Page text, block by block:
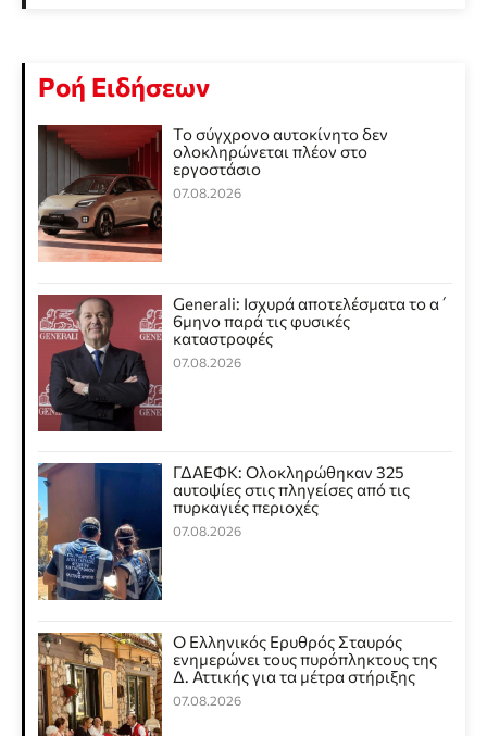
Ροή Ειδήσεων
Το σύγχρονο αυτοκίνητο δεν
ολοκληρώνεται πλέον στο
εργοστάσιο
07.08.2026
Generali: Ισχυρά αποτελέσματα το α΄
6μηνο παρά τις φυσικές
καταστροφές
07.08.2026
ΓΔΑΕΦΚ: Ολοκληρώθηκαν 325
αυτοψίες στις πληγείσες από τις
πυρκαγιές περιοχές
07.08.2026
Ο Ελληνικός Ερυθρός Σταυρός
ενημερώνει τους πυρόπληκτους της
Δ. Αττικής για τα μέτρα στήριξης
07.08.2026